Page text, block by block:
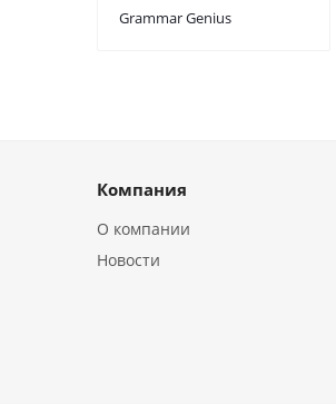
Grammar Genius
Компания
О компании
Новости